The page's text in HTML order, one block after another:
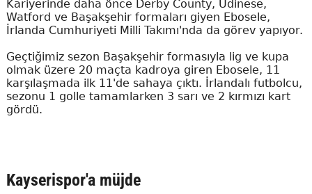
Kariyerinde daha önce Derby County, Udinese,
Watford ve Başakşehir formaları giyen Ebosele,
İrlanda Cumhuriyeti Milli Takımı'nda da görev yapıyor.
Geçtiğimiz sezon Başakşehir formasıyla lig ve kupa
olmak üzere 20 maçta kadroya giren Ebosele, 11
karşılaşmada ilk 11'de sahaya çıktı. İrlandalı futbolcu,
sezonu 1 golle tamamlarken 3 sarı ve 2 kırmızı kart
gördü.
Kayserispor'a müjde